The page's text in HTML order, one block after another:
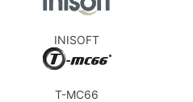
INISOFT
T-MC66